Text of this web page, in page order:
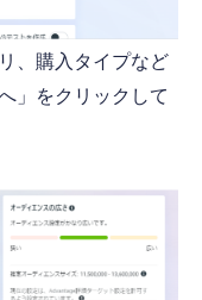
、購入タイプなど
」をクリックして